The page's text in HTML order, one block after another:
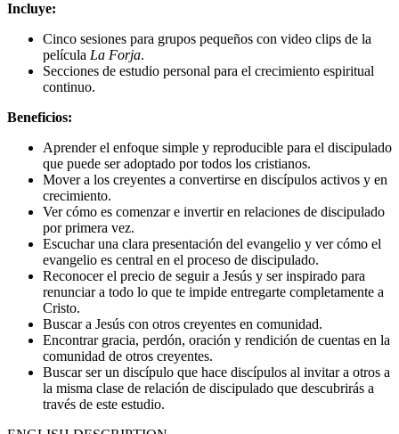
Incluye:
Cinco sesiones para grupos pequeños con video clips de la
película La Forja.
Secciones de estudio personal para el crecimiento espiritual
continuo.
Beneficios:
Aprender el enfoque simple y reproducible para el discipulado
que puede ser adoptado por todos los cristianos.
Mover a los creyentes a convertirse en discípulos activos y en
crecimiento.
Ver cómo es comenzar e invertir en relaciones de discipulado
por primera vez.
Escuchar una clara presentación del evangelio y ver cómo el
evangelio es central en el proceso de discipulado.
Reconocer el precio de seguir a Jesús y ser inspirado para
renunciar a todo lo que te impide entregarte completamente a
Cristo.
Buscar a Jesús con otros creyentes en comunidad.
Encontrar gracia, perdón, oración y rendición de cuentas en la
comunidad de otros creyentes.
Buscar ser un discípulo que hace discípulos al invitar a otros a
la misma clase de relación de discipulado que descubrirás a
través de este estudio.